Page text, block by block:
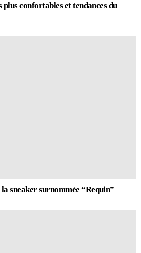
plus confortables et tendances du
sneaker surnommée “Requin”